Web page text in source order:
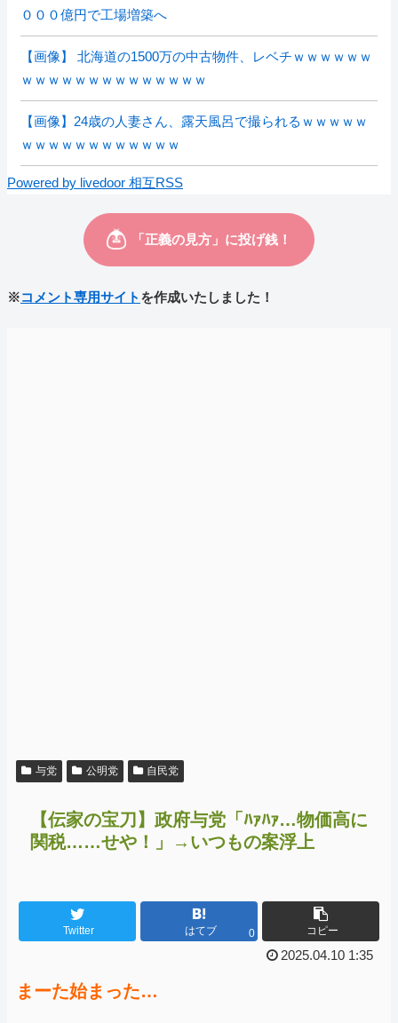
０００億円で工場増築へ
【画像】 北海道の1500万の中古物件、レベチｗｗｗｗｗｗ
ｗｗｗｗｗｗｗｗｗｗｗｗｗｗ
【画像】24歳の人妻さん、露天風呂で撮られるｗｗｗｗｗ
ｗｗｗｗｗｗｗｗｗｗｗｗ
Powered by livedoor 相互RSS
※コメント専用サイト を作成いたしました！
与党 公明党 自民党
【伝家の宝刀】政府与党「ﾊｧﾊｧ…物価高に
関税……せや！」→いつもの案浮上
Twitter はてブ 0 コピー
2025.04.10 1:35
まーた始まった…